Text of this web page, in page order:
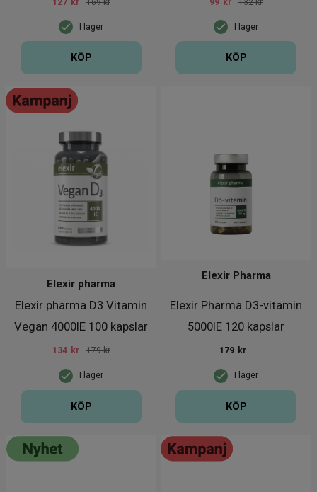
I lager
127 kr 169 kr
KÖP
I lager
99 kr 132 kr
KÖP
Elexir pharma D3 Vitamin
Vegan 4000IE 100 kapslar
Elexir pharma
I lager
134 kr 179 kr
KÖP
Elexir Pharma D3-vitamin
5000IE 120 kapslar
Elexir Pharma
I lager
179 kr
KÖP